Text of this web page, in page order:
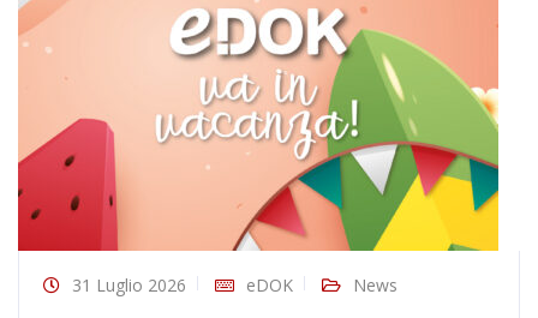
31 Luglio 2026 eDOK News